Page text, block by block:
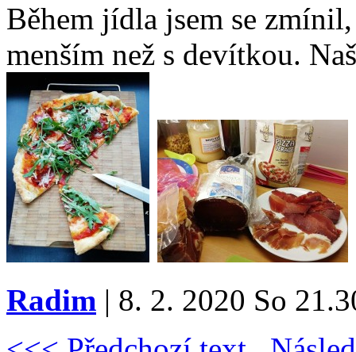
Během jídla jsem se
menším než s devítkou.
Radim | 8. 2. 2020 So